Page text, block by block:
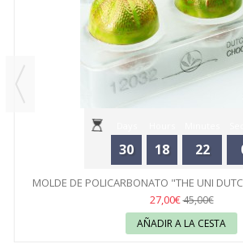
30 18 22
MOLDE DE POLICARBONATO "THE UNI
27,00€45,00€
AÑADIR A LA CESTA